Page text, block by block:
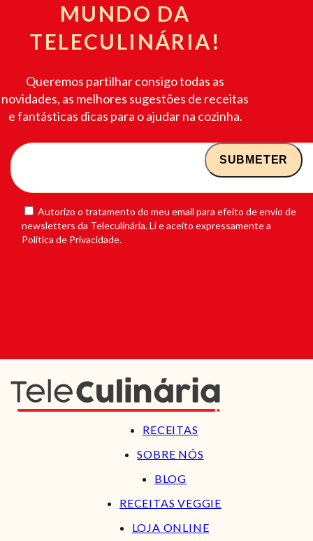
MUNDO DA
TELECULINÁRIA!
Queremos partilhar consigo todas as
novidades, as melhores sugestões de receitas
e fantásticas dicas para o ajudar na cozinha.
Autorizo o tratamento do meu email para efeito de envio de
newsletters da Teleculinária. Li e aceito expressamente a
Política de Privacidade.
RECEITAS
SOBRE NÓS
BLOG
RECEITAS VEGGIE
LOJA ONLINE